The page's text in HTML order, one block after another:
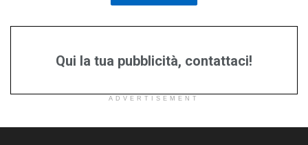
Qui la tua pubblicità, contattaci!
ADVERTISEMENT